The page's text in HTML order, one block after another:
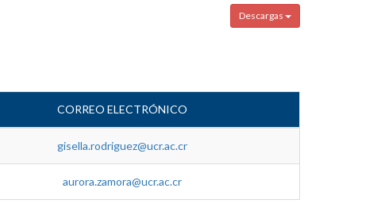
Descargas
CORREO ELECTRÓNICO
gisella.rodriguez@ucr.ac.cr
aurora.zamora@ucr.ac.cr